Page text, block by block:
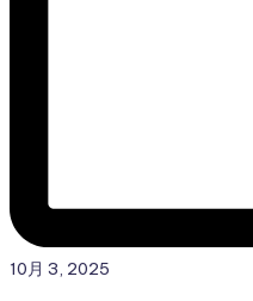
10月 3, 2025